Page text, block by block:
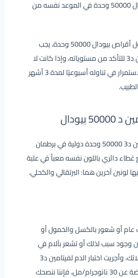
يُنصح بتناول أقراص بيودال 50000 وحدة في الموعد نفسه من
بعد مرور 3 أشهر من تناول أقراص بيودال 50000 وحدة، يجب
إجراء تحليل الدم لفيتامين د3 للتأكد من مستوياته، وإذا كانت لا
تزال منخفضة، فيمكن الاستمرار في تناوله أسبوعيًا لمدة 3 أشهر
تأتي حبوب بيودال فيتامين د3 50000 وحدة دولية في برطمان
دائري باللون نفسه معبأ في علبة
لونين آخرين هما: البرتقالي والكحلي.
أو شعور بالكسل والخمول أو
وجود سبب لذلك أو تشعر بآلام في
عظامك وضعف في عضلاتك، وأجريت اختبار الدم لفيتامين د3
ووجدت مستوياته منخفضة عن 30 نانوجرام/مل، فإننا ننصحك